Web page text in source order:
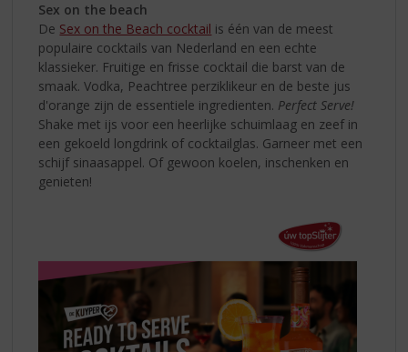
Sex on the beach
De Sex on the Beach cocktail is één van de meest
populaire cocktails van Nederland en een echte
klassieker. Fruitige en frisse cocktail die barst van de
smaak. Vodka, Peachtree perziklikeur en de beste jus
d'orange zijn de essentiele ingredienten. Perfect Serve!
Shake met ijs voor een heerlijke schuimlaag en zeef in
een gekoeld longdrink of cocktailglas. Garneer met een
schijf sinaasappel. Of gewoon koelen, inschenken en
genieten!